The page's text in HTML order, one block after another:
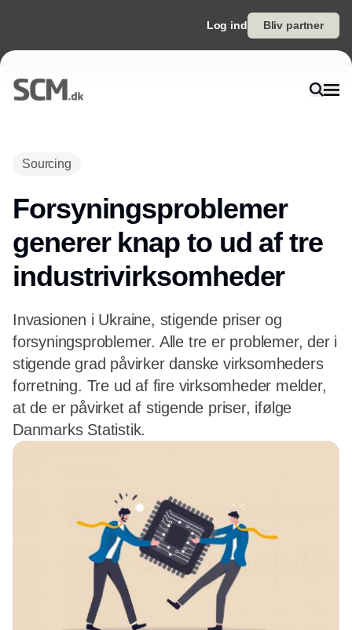
Log ind Bliv partner
Sourcing
Forsyningsproblemer
generer knap to ud af tre
industrivirksomheder
Invasionen i Ukraine, stigende priser og
forsyningsproblemer. Alle tre er problemer, der i
stigende grad påvirker danske virksomheders
forretning. Tre ud af fire virksomheder melder,
at de er påvirket af stigende priser, ifølge
Danmarks Statistik.